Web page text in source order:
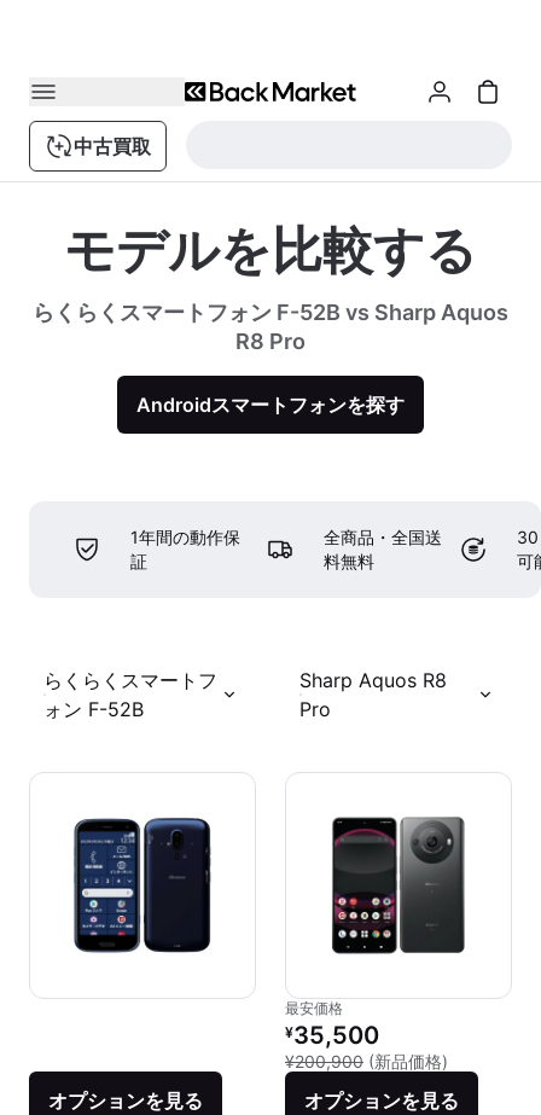
中古買取
モデルを比較する
らくらくスマートフォン F-52B vs Sharp Aquos
R8 Pro
Androidスマートフォンを探す
1年間の動作保
証
全商品・全国送
料無料
30
可
らくらくスマートフ
ォン F-52B
Sharp Aquos R8
Pro
オプションを見る
最安価格
リファービッシュ品の価格：
¥35,500
¥200,900 (新品価格)
オプションを見る